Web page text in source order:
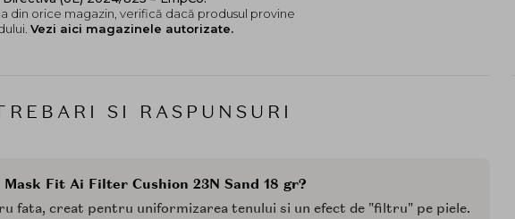
din orice magazin, verifică dacă produsul provine
Vezi aici magazinele autorizate.
SI RASPUNSURI
Fit Ai Filter Cushion 23N Sand 18 gr?
fata, creat pentru uniformizarea tenului si un efect de "filtru" pe piele.